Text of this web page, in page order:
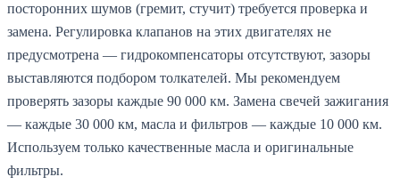
посторонних шумов (гремит, стучит) требуется проверка и
замена. Регулировка клапанов на этих двигателях не
предусмотрена — гидрокомпенсаторы отсутствуют, зазоры
выставляются подбором толкателей. Мы рекомендуем
проверять зазоры каждые 90 000 км. Замена свечей зажигания
— каждые 30 000 км, масла и фильтров — каждые 10 000 км.
Используем только качественные масла и оригинальные
фильтры.